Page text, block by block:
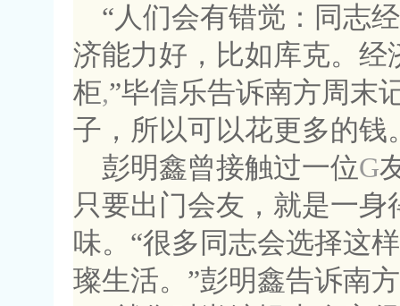
“人们会有错觉：同志
济能力好，比如库克。
柜,”毕信乐告诉南方周末
子，所以可以花更多的钱
彭明鑫曾接触过一位G
只要出门会友，就是一
味。“很多同志会选择这
璨生活。”彭明鑫告诉南